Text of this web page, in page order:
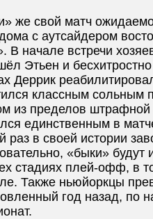
же свой матч
с аутсайдером
В начале встречи
Этьен и
Деррик
классным сольным
из пределов
единственным в
раз в своей истории
«быки» будут
стадиях плей-офф, в
Также ньюйоркцы
год назад, по